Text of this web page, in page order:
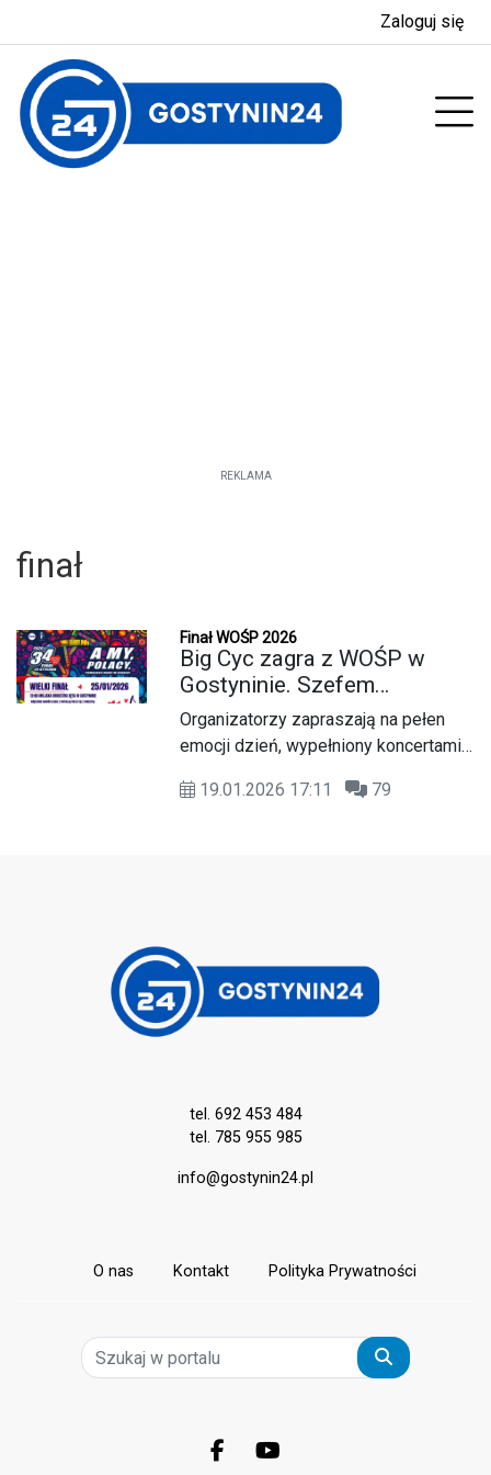
Zaloguj się
REKLAMA
finał
Finał WOŚP 2026
Big Cyc zagra z WOŚP w
Gostyninie. Szefem
gostynińskiego sztabu
została Aleksandra
Milczarek
Organizatorzy zapraszają na pełen
emocji dzień, wypełniony koncertami,
19.01.2026 17:11
79
tel. 692 453 484
tel. 785 955 985
info@gostynin24.pl
O nas Kontakt Polityka Prywatności
Szukaj
Facebook.com
Youtube.com